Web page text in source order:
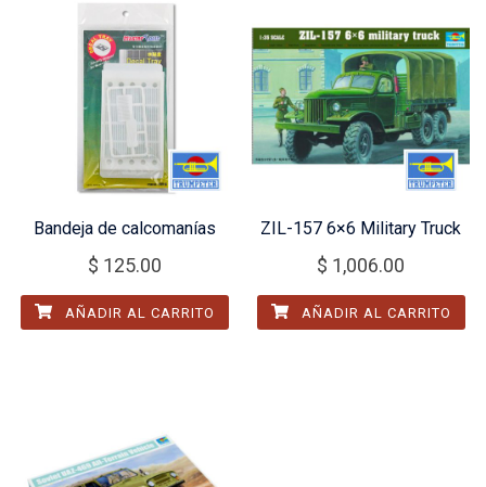
Bandeja de calcomanías
$ 125.00
AÑADIR AL CARRITO
ZIL-157 6×6 Military Truck
$ 1,006.00
AÑADIR AL CARRITO